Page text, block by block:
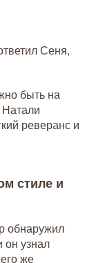
Сеня,
быть на
реверанс и
стиле и
обнаружил
он узнал
же